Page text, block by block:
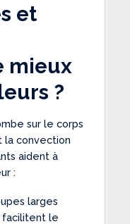
et
mieux
?
sur le corps
la convection
aident à
:
larges
facilitent le